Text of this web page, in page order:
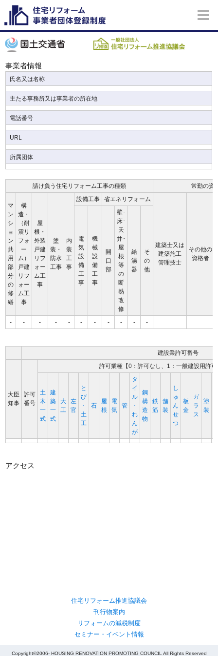
事業者情報
氏名又は名称
主たる事務所又は事業者の所在地
電話番号
URL
所属団体
請け負う住宅リフォーム工事の種類 常勤の資
マ
ン
シ
ョ
ン
共
用
部
分
の
修
繕
構
造・
（耐
震リ
フォ
ー
ム）
戸建
リフ
ォー
ム工
事
屋
根・
外装
戸建
リフ
ォー
ム工
事
塗
装・
防水
工事
内
装
工
事
設備工事 省エネリフォーム
建築士又は
建築施工
管理技士
その他の
資格者
電
気
設
備
工
事
機
械
設
備
工
事
開
口
部
壁･
床･
天
井･
屋
根
等
の
断
熱
改
修
給
湯
器
そ
の
他
- - - - - - - - - - -
建設業許可番号
大臣
知事
許可
番号
許可業種【0：許可なし、1：一般建設用許
土
木
一
式
建
築
一
式
大
工
左
官
と
び
･
土
工
石
屋
根
電
気
管
タ
イ
ル
･
れ
ん
が
鋼
構
造
物
鉄
筋
舗
装
し
ゅ
ん
せ
つ
板
金
ガ
ラ
ス
塗
装
アクセス
住宅リフォーム推進協議会
刊行物案内
リフォームの減税制度
セミナー・イベント情報
Copyright©2006- HOUSING RENOVATION PROMOTING COUNCIL All Rights Reserved